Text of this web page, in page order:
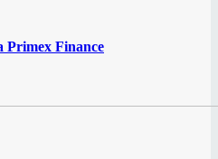
Primex Finance